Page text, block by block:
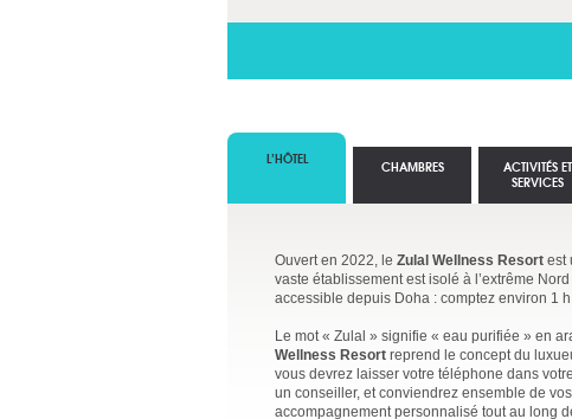
L’HÔTEL
Ouvert en 2022, le Zulal Wellness Resort est
vaste établissement est isolé à l’extrême
accessible depuis Doha : comptez environ 1
Le mot « Zulal » signifie « eau purifiée » en
Wellness Resort reprend le concept du
vous devrez laisser votre téléphone dans
un conseiller, et conviendrez ensemble de
accompagnement personnalisé tout au long
CHAMBRES
ACTIVITÉS ET
SERVICES